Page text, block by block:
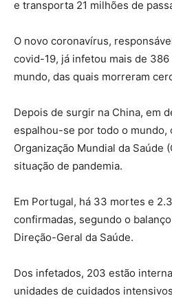
e transporta 21 milhões de
O novo coronavírus,
covid-19, já infetou mais de
mundo, das quais morreram
Depois de surgir na China, em
espalhou-se por todo o mundo,
Organização Mundial da Saúde
situação de pandemia.
Em Portugal, há 33 mortes e
confirmadas, segundo o
Direção-Geral da Saúde.
Dos infetados, 203 estão
unidades de cuidados